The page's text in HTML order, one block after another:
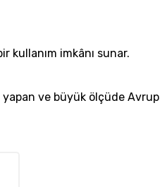
kullanım imkânı sunar.
ve büyük ölçüde